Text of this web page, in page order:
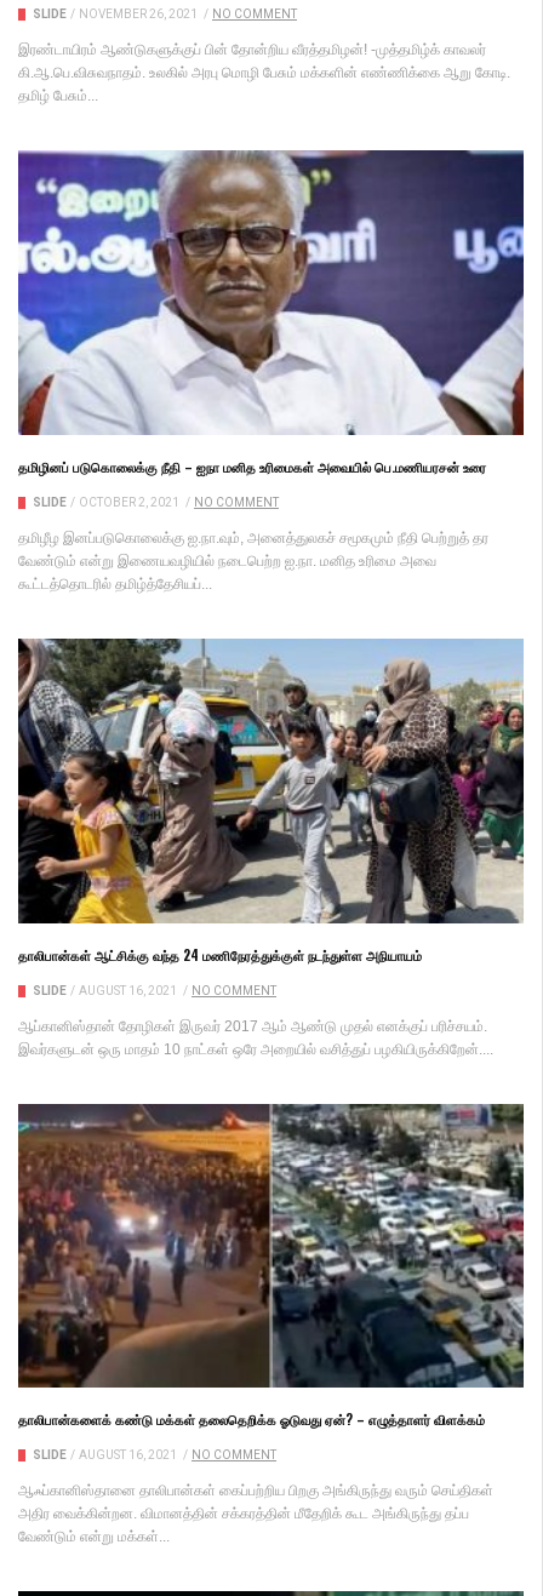
SLIDE / NOVEMBER 26, 2021 / NO COMMENT
இரண்டாயிரம் ஆண்டுகளுக்குப் பின் தோன்றிய வீரத்தமிழன்! -முத்தமிழ்க் காவலர்
கி.ஆ.பெ.விசுவநாதம். உலகில் அரபு மொழி பேசும் மக்களின் எண்ணிக்கை ஆறு கோடி.
தமிழ் பேசும்...
தமிழினப் படுகொலைக்கு நீதி – ஐநா மனித உரிமைகள் அவையில் பெ.மணியரசன் உரை
SLIDE / OCTOBER 2, 2021 / NO COMMENT
தமிழீழ இனப்படுகொலைக்கு ஐ.நா.வும், அனைத்துலகச் சமூகமும் நீதி பெற்றுத் தர
வேண்டும் என்று இணையவழியில் நடைபெற்ற ஐ.நா. மனித உரிமை அவை
கூட்டத்தொடரில் தமிழ்த்தேசியப்...
தாலிபான்கள் ஆட்சிக்கு வந்த 24 மணிநேரத்துக்குள் நடந்துள்ள அநியாயம்
SLIDE / AUGUST 16, 2021 / NO COMMENT
ஆப்கானிஸ்தான் தோழிகள் இருவர் 2017 ஆம் ஆண்டு முதல் எனக்குப் பரிச்சயம்.
இவர்களுடன் ஒரு மாதம் 10 நாட்கள் ஒரே அறையில் வசித்துப் பழகியிருக்கிறேன்....
தாலிபான்களைக் கண்டு மக்கள் தலைதெறிக்க ஓடுவது ஏன்? – எழுத்தாளர் விளக்கம்
SLIDE / AUGUST 16, 2021 / NO COMMENT
ஆஃப்கானிஸ்தானை தாலிபான்கள் கைப்பற்றிய பிறகு அங்கிருந்து வரும் செய்திகள்
அதிர வைக்கின்றன. விமானத்தின் சக்கரத்தின் மீதேறிக் கூட அங்கிருந்து தப்ப
வேண்டும் என்று மக்கள்...